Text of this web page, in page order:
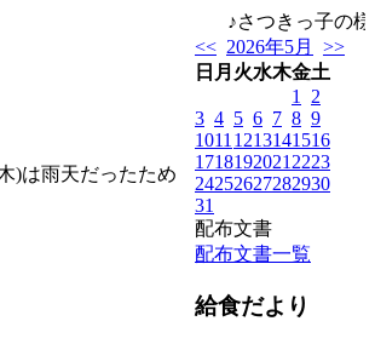
♪さつきっ子の様
)は雨天だったため
<< 2026年5月
>>
日 月 火水木金土
1
2
3 4 5 6 7 8 9
1011 1213141516
1718192021 2223
24252627282930
31
配布文書
配布文書一覧
給食だより